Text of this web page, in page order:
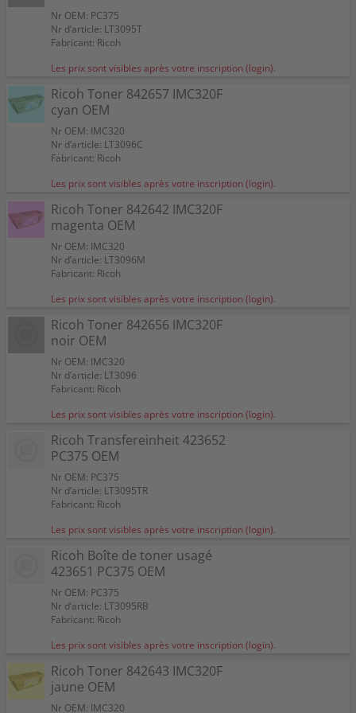
Convient à:
Capacité:
≃ 17.500 pages A4 +/- 5%
Convient à:
Capacité:
≃ 11.000 pages A4 +/- 5%
Couleur:
Convient à:
IM C 320 FSE
Capacité:
Convient à:
Capacité:
≃ 11.000 pages A4 +/- 5%
Nr OEM: PC375
Nr d’article: LT3095T
Fabricant: Ricoh
Les prix sont visibles après votre inscription (login).
Couleur:
Convient à:
Ricoh Toner 842657 IMC320F
cyan OEM
Nr OEM: IMC320
Nr d’article: LT3096C
Fabricant: Ricoh
Les prix sont visibles après votre inscription (login).
Couleur:
Convient à:
Capacité:
≃ 10.000 pages A4 +/- 5%
Ricoh Toner 842642 IMC320F
magenta OEM
Nr OEM: IMC320
Nr d’article: LT3096M
Fabricant: Ricoh
Les prix sont visibles après votre inscription (login).
Couleur:
Convient à:
Capacité:
≃ 10.000 pages A4 +/- 5%
Ricoh Toner 842656 IMC320F
noir OEM
Nr OEM: IMC320
Nr d’article: LT3096
Fabricant: Ricoh
Les prix sont visibles après votre inscription (login).
Couleur:
Convient à:
Capacité:
≃ 16.000 pages A4 +/- 5%
Ricoh Transfereinheit 423652
PC375 OEM
Nr OEM: PC375
Nr d’article: LT3095TR
Fabricant: Ricoh
Les prix sont visibles après votre inscription (login).
Couleur:
Convient à:
Ricoh Boîte de toner usagé
423651 PC375 OEM
Nr OEM: PC375
Nr d’article: LT3095RB
Fabricant: Ricoh
Les prix sont visibles après votre inscription (login).
Couleur:
Convient à:
Ricoh Toner 842643 IMC320F
jaune OEM
Nr OEM: IMC320
Couleur:
Convient à:
Capacité:
≃ 10.000 pages A4 +/- 5%
Couleur:
Convient à: